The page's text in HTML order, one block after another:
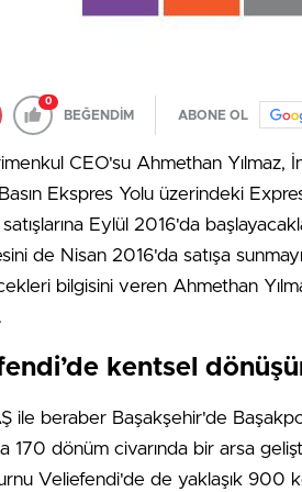
0
BEĞENDİM ABONE OL
CEO'su Ahmethan Yılmaz,
Ekspres Yolu üzerindeki
Eylül 2016'da
de Nisan 2016'da satışa
bilgisini veren Ahmethan
kentsel
ile beraber Başakşehir'de
170 dönüm civarında bir arsa
Veliefendi'de de yaklaşık 900